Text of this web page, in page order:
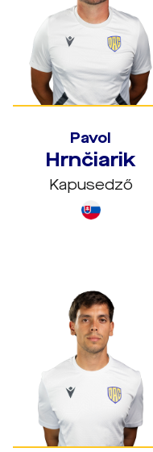
Pavol
Hrnčiarik
Kapusedző